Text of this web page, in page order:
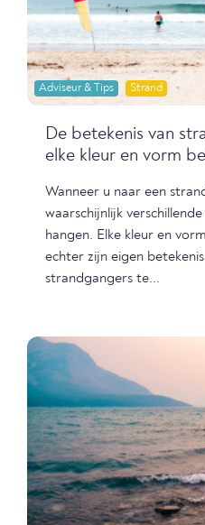
Adviseur & Tips Strand
De betekenis van
elke kleur en vorm
Wanneer u naar een
waarschijnlijk
hangen. Elke kleur en
echter zijn eigen
strandgangers te...